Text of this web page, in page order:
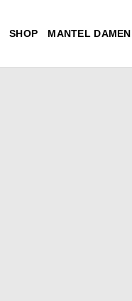
SHOP MANTEL DAMEN